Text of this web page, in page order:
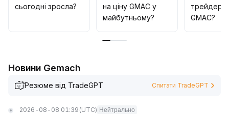
сьогодні зросла?
на ціну GMAC у
майбутньому?
трейдери
GMAC?
Новини Gemach
Резюме від TradeGPT Спитати TradeGPT
2026-08-08 01:39 (UTC) Нейтрально